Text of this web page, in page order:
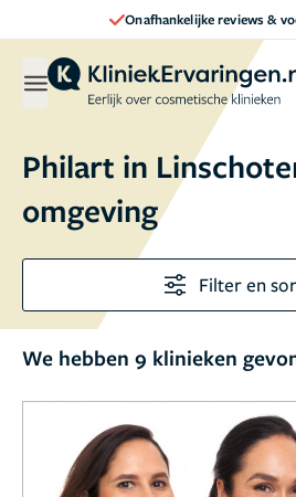
Onafhankelijke reviews &
Philart in
omgeving
Filter en
We hebben 9 klinieken